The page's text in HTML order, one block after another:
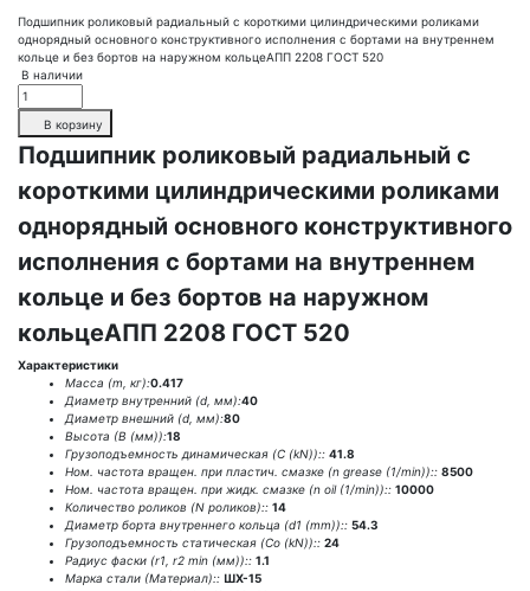
Подшипник роликовый радиальный с короткими цилиндрическими роликами
однорядный основного конструктивного исполнения с бортами на внутреннем
кольце и без бортов на наружном кольцеАПП 2208 ГОСТ 520
В наличии
В корзину
Подшипник роликовый радиальный с
короткими цилиндрическими роликами
однорядный основного конструктивного
исполнения с бортами на внутреннем
кольце и без бортов на наружном
кольцеАПП 2208 ГОСТ 520
Характеристики
Масса (m, кг):0.417
Диаметр внутренний (d, мм):40
Диаметр внешний (d, мм):80
Высота (В (мм)):18
Грузоподъемность динамическая (C (kN)):: 41.8
Ном. частота вращен. при пластич. смазке (n grease (1/min)):: 8500
Ном. частота вращен. при жидк. смазке (n oil (1/min)):: 10000
Количество роликов (N роликов):: 14
Диаметр борта внутреннего кольца (d1 (mm)):: 54.3
Грузоподъемность статическая (Co (kN)):: 24
Радиус фаски (r1, r2 min (мм)):: 1.1
Марка стали (Материал):: ШХ-15